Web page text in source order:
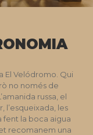
El Velódromo. Qui
no només de
russa, el
l’esqueixada, les
fent la boca aigua
recomanem una